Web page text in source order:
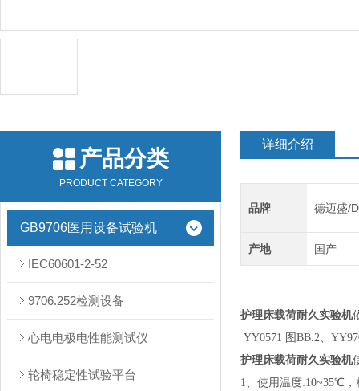
产品分类
PRODUCT CATEGORY
GB9706医用设备试验机
IEC60601-2-52
9706.252检测设备
心电电极电性能测试仪
轮椅稳定性试验平台
详细介绍
品牌 德迈盛/
产地 国产
护理床载荷耐久实验机
YY0571 图BB.2、
护理床载荷耐久实验机
1、使用温度:10~35℃，